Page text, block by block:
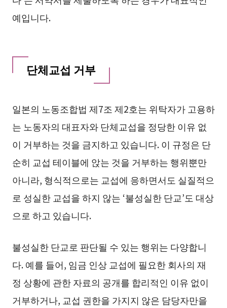
예입니다.
단체교섭 거부
일본의 노동조합법 제7조 제2호는 위탁자가 고용하
는 노동자의 대표자와 단체교섭을 정당한 이유 없
이 거부하는 것을 금지하고 있습니다. 이 규정은 단
순히 교섭 테이블에 앉는 것을 거부하는 행위뿐만
아니라, 형식적으로는 교섭에 응하면서도 실질적으
로 성실한 교섭을 하지 않는 ‘불성실한 단교’도 대상
으로 하고 있습니다.
불성실한 단교로 판단될 수 있는 행위는 다양합니
다. 예를 들어, 임금 인상 교섭에 필요한 회사의 재
정 상황에 관한 자료의 공개를 합리적인 이유 없이
거부하거나, 교섭 권한을 가지지 않은 담당자만을